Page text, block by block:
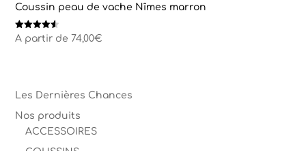
Coussin peau de vache Nîmes marron
Note
4.50
A partir de 74,00€
Les Dernières Chances
Nos produits
ACCESSOIRES